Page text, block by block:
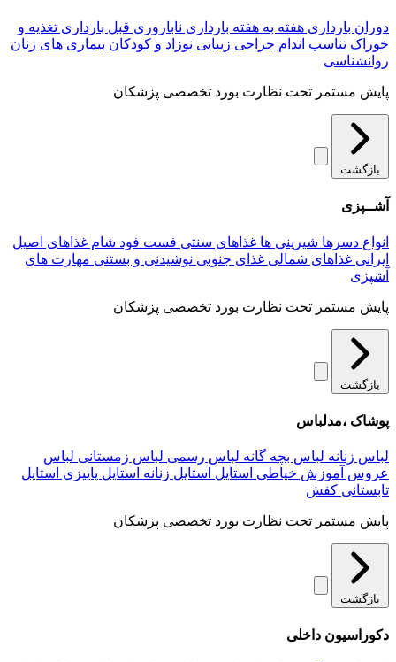
دوران بارداری هفته به هفته بارداری ناباروری قبل بارداری تغذیه و
خوراک تناسب اندام جراحی زیبایی نوزاد و کودکان بیماری های زنان
روانشناسی
پایش مستمر تحت نظارت بورد تخصصی پزشکان
بازگشت
آشــپزی
انواع دسرها شیرینی ها غذاهای سنتی فست فود شام غذاهای اصیل
ایرانی غذاهای شمالی غذای جنوبی نوشیدنی و بستنی مهارت های
آشپزی
پایش مستمر تحت نظارت بورد تخصصی پزشکان
بازگشت
پوشاک ،مدلباس
لباس زنانه لباس بچه گانه لباس رسمی لباس زمستانی لباس
عروس آموزش خیاطی استایل استایل زنانه استایل پاییزی استایل
تابستانی کفش
پایش مستمر تحت نظارت بورد تخصصی پزشکان
بازگشت
دکوراسیون داخلی